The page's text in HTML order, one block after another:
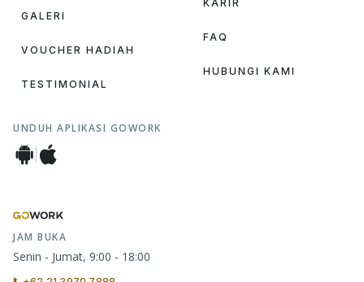
GALERI
VOUCHER HADIAH
TESTIMONIAL
KARIR
FAQ
HUBUNGI KAMI
UNDUH APLIKASI GOWORK
JAM BUKA
Senin - Jumat, 9:00 - 18:00